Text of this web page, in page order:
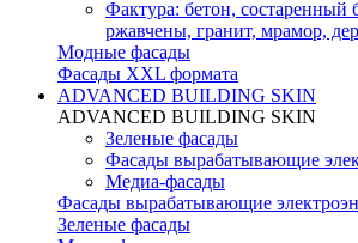
Фактура: бетон, состаренный
ржавчены, гранит, мрамор,
Модные фасады
Фасады XXL формата
ADVANCED BUILDING SKIN
ADVANCED BUILDING SKIN
Зеленые фасады
Фасады вырабатывающие
Медиа-фасады
Фасады вырабатывающие
Зеленые фасады